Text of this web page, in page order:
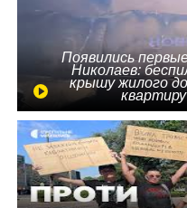
Появились
Николаев:
крышу жилого